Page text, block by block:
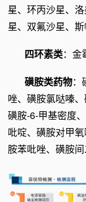
星、环丙沙星、
星、双氟沙星、
四环素类：
磺胺类药物：
唑、磺胺氯哒嗪
磺胺-6-甲基密度
吡啶、磺胺对甲
胺苯吡唑、磺胺